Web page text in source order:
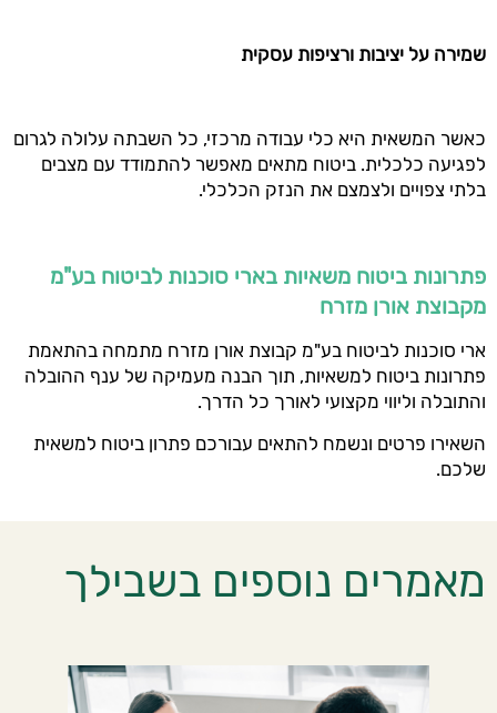
שמירה על יציבות ורציפות עסקית
כאשר המשאית היא כלי עבודה מרכזי, כל השבתה עלולה לגרום
לפגיעה כלכלית. ביטוח מתאים מאפשר להתמודד עם מצבים
בלתי צפויים ולצמצם את הנזק הכלכלי.
פתרונות ביטוח משאיות בארי סוכנות לביטוח בע"מ
מקבוצת אורן מזרח
ארי סוכנות לביטוח בע"מ קבוצת אורן מזרח מתמחה בהתאמת
פתרונות ביטוח למשאיות, תוך הבנה מעמיקה של ענף ההובלה
והתובלה וליווי מקצועי לאורך כל הדרך.
השאירו פרטים ונשמח להתאים עבורכם פתרון ביטוח למשאית
שלכם.
מאמרים נוספים בשבילך